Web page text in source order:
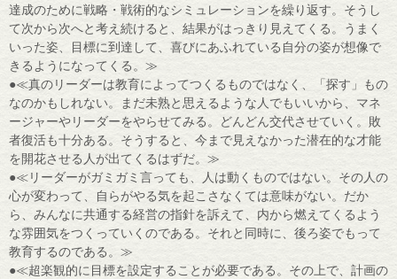
達成のために戦略・戦術的なシミュレーションを繰り返す。そうし
て次から次へと考え続けると、結果がはっきり見えてくる。うまく
いった姿、目標に到達して、喜びにあふれている自分の姿が想像で
きるようになってくる。≫
●≪真のリーダーは教育によってつくるものではなく、「探す」もの
なのかもしれない。まだ未熟と思えるような人でもいいから、マネ
ージャーやリーダーをやらせてみる。どんどん交代させていく。敗
者復活も十分ある。そうすると、今まで見えなかった潜在的な才能
を開花させる人が出てくるはずだ。≫
●≪リーダーがガミガミ言っても、人は動くものではない。その人の
心が変わって、自らがやる気を起こさなくては意味がない。だか
ら、みんなに共通する経営の指針を訴えて、内から燃えてくるよう
な雰囲気をつくっていくのである。それと同時に、後ろ姿でもって
教育するのである。≫
●≪超楽観的に目標を設定することが必要である。その上で、計画の